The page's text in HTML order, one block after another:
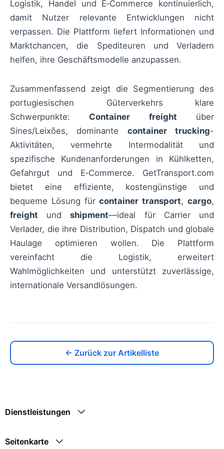
Logistik, Handel und E‑Commerce kontinuierlich,
damit Nutzer relevante Entwicklungen nicht
verpassen. Die Plattform liefert Informationen und
Marktchancen, die Spediteuren und Verladern
helfen, ihre Geschäftsmodelle anzupassen.
Zusammenfassend zeigt die Segmentierung des
portugiesischen Güterverkehrs klare
Schwerpunkte: Container freight über
Sines/Leixões, dominante container trucking-
Aktivitäten, vermehrte Intermodalität und
spezifische Kundenanforderungen in Kühlketten,
Gefahrgut und E‑Commerce. GetTransport.com
bietet eine effiziente, kostengünstige und
bequeme Lösung fürcontainer transport,cargo,
freight undshipment—ideal für Carrier und
Verlader, die ihre Distribution, Dispatch und globale
Haulage optimieren wollen. Die Plattform
vereinfacht die Logistik, erweitert
Wahlmöglichkeiten und unterstützt zuverlässige,
internationale Versandlösungen.
← Zurück zur Artikelliste
Dienstleistungen
Seitenkarte